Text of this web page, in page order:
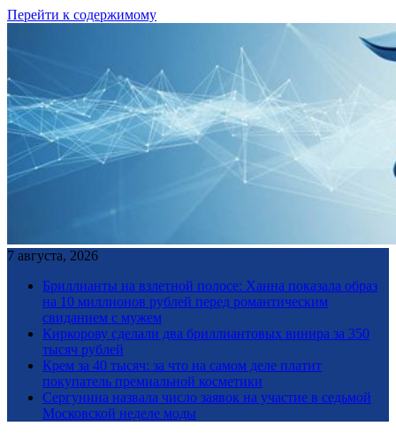
Перейти к содержимому
7 августа, 2026
Бриллианты на взлетной полосе: Ханна показала образ
на 10 миллионов рублей перед романтическим
свиданием с мужем
Киркорову сделали два бриллиантовых винира за 350
тысяч рублей
Крем за 40 тысяч: за что на самом деле платит
покупатель премиальной косметики
Сергунина назвала число заявок на участие в седьмой
Московской неделе моды